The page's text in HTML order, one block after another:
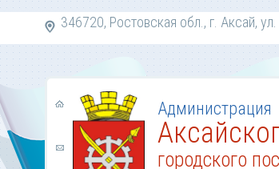
346720, Ростовская обл., г. Аксай,
Администрация
городского